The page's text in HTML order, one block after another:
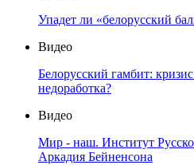
Упадет ли «белорусский
Видео
Белорусский гамбит:
недоработка?
Видео
Мир - наш. Институт
Аркадия Бейненсона